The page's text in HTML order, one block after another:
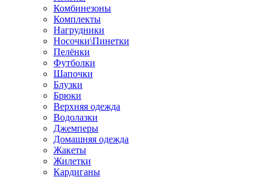
Комбинезоны
Комплекты
Нагрудники
Носочки\Пинетки
Пелёнки
Футболки
Шапочки
Блузки
Брюки
Верхняя одежда
Водолазки
Джемперы
Домашняя одежда
Жакеты
Жилетки
Кардиганы